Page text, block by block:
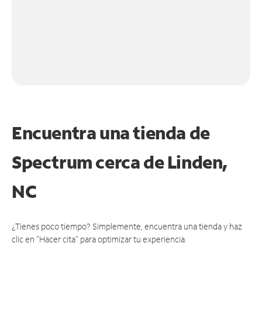
Encuentra una tienda de
Spectrumcerca de Linden,
NC
¿Tienes poco tiempo? Simplemente, encuentra una tienda y haz
clic en "Hacer cita" para optimizar tu experiencia.